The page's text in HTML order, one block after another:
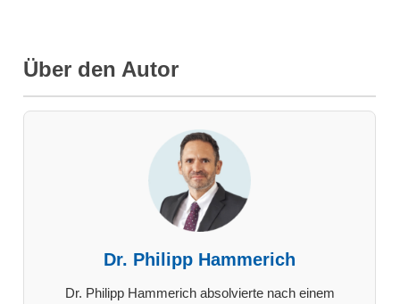
Über den Autor
Dr. Philipp Hammerich
Dr. Philipp Hammerich absolvierte nach einem